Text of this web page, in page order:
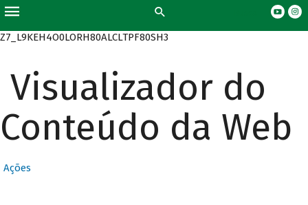
Z7_L9KEH4O0LORH80ALCLTPF80SH3
Visualizador do
Conteúdo da Web
Ações